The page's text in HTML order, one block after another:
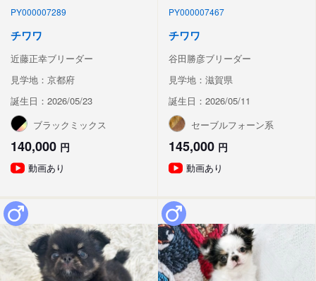
PY000007289
チワワ
近藤正幸ブリーダー
見学地：京都府
誕生日：2026/05/23
ブラックミックス
140,000 円
動画あり
PY000007467
チワワ
谷田勝彦ブリーダー
見学地：滋賀県
誕生日：2026/05/11
セーブルフォーン系
145,000 円
動画あり